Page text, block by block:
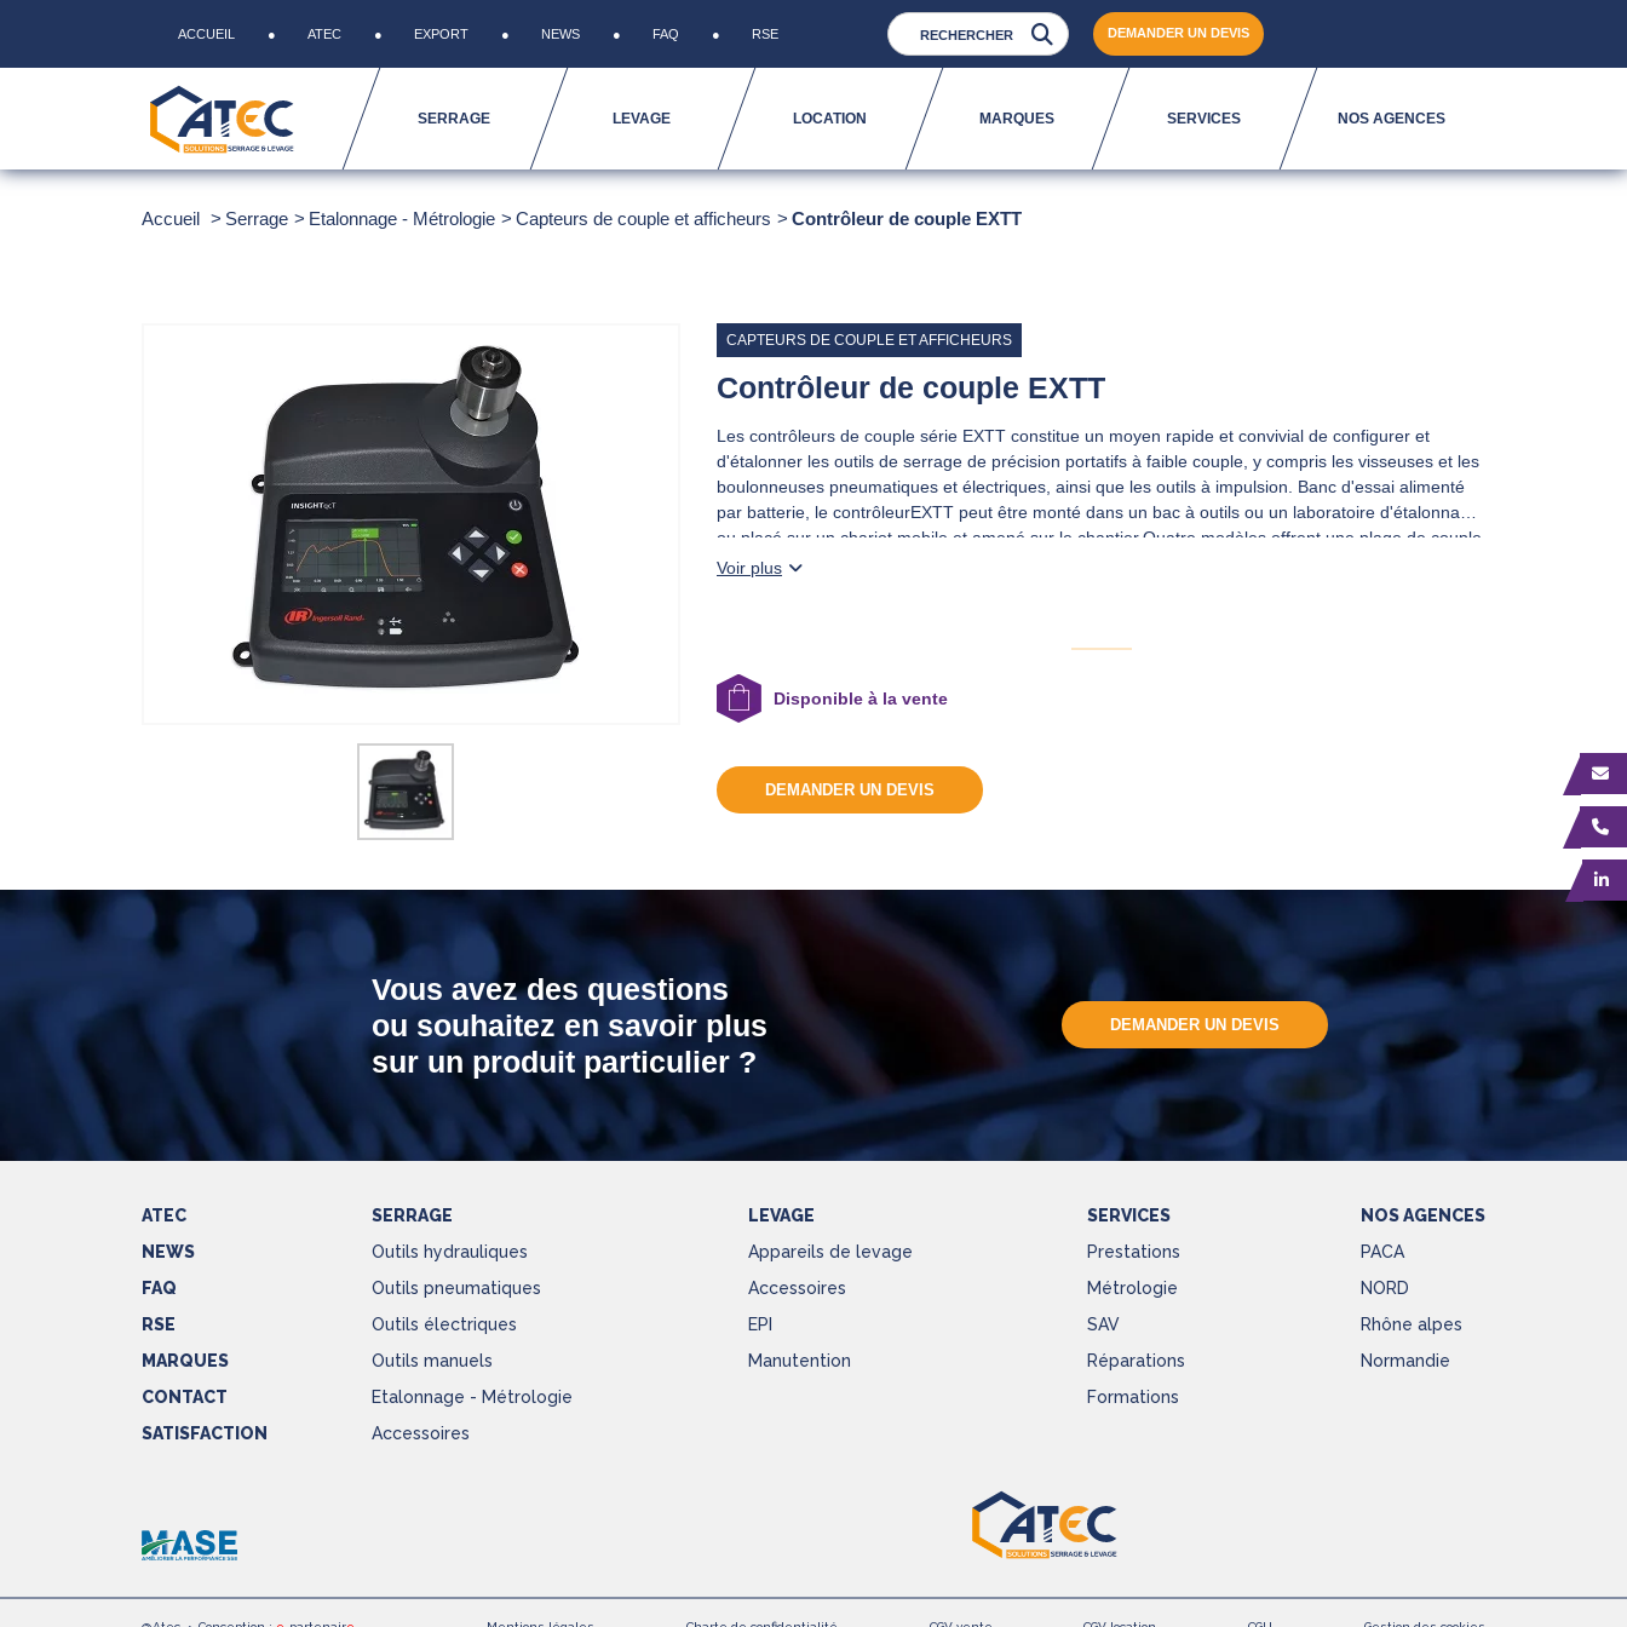
ACCUEIL ATEC EXPORT NEWS FAQ RSE DEMANDER UN DEVIS
SERRAGE LEVAGE LOCATION MARQUES SERVICES NOS AGENCES
Accueil Serrage Etalonnage - Métrologie Capteurs de couple et afficheurs Contrôleur de couple EXTT
CAPTEURS DE COUPLE ET AFFICHEURS
Contrôleur de couple EXTT
Les contrôleurs de couple série EXTT constitue un moyen rapide et convivial de configurer et
d'étalonner les outils de serrage de précision portatifs à faible couple, y compris les visseuses et les
boulonneuses pneumatiques et électriques, ainsi que les outils à impulsion. Banc d'essai alimenté
par batterie, le contrôleurEXTT peut être monté dans un bac à outils ou un laboratoire d'étalonnage
ou placé sur un chariot mobile et amené sur le chantier.Quatre modèles offrent une plage de couple
de 0,1 à 30 Nm.
Voir plus
Disponible à la vente
DEMANDER UN DEVIS
Vous avez des questions
ou souhaitez en savoir plus
sur un produit particulier ?
DEMANDER UN DEVIS
ATEC
NEWS
FAQ
RSE
MARQUES
CONTACT
SATISFACTION
SERRAGE
Outils hydrauliques
Outils pneumatiques
Outils électriques
Outils manuels
Etalonnage - Métrologie
Accessoires
LEVAGE
Appareils de levage
Accessoires
EPI
Manutention
SERVICES
Prestations
Métrologie
SAV
Réparations
Formations
NOS AGENCES
PACA
NORD
Rhône alpes
Normandie